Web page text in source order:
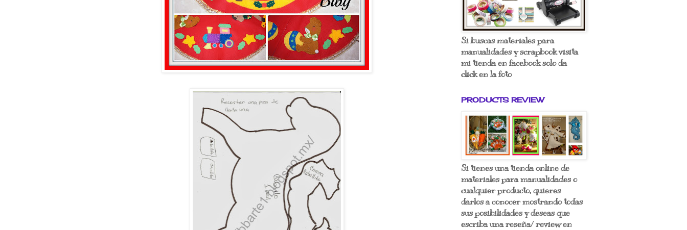
Si buscas materiales para
manualidades y scrapbook visita
mi tienda en facebook solo da
click en la foto
PRODUCTS REVIEW
Si tienes una tienda online de
materiales para manualidades o
cualquier producto, quieres
darlos a conocer mostrando todas
sus posibilidades y deseas que
escriba una reseña/ review en